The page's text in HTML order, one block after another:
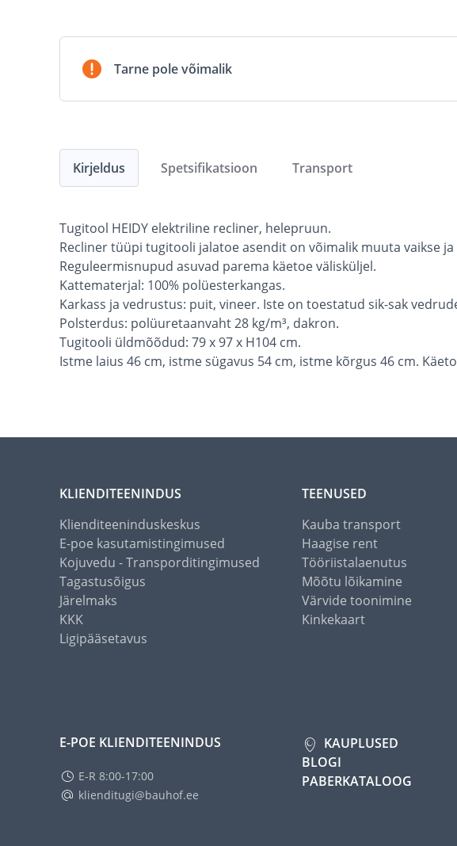
Tarne pole võimalik
Kirjeldus
Tugitool HEIDY elektriline recliner, helepruun.
Recliner tüüpi tugitooli jalatoe asendit on võimalik muuta vaikse
Reguleermisnupud asuvad parema käetoe välisküljel.
Kattematerjal: 100% polüesterkangas.
Karkass ja vedrustus: puit, vineer. Iste on toestatud sik-sak
Polsterdus: polüuretaanvaht 28 kg/m³, dakron.
Tugitooli üldmõõdud: 79 x 97 x H104 cm.
Istme laius 46 cm, istme sügavus 54 cm, istme kõrgus 46 cm.
Spetsifikatsioon Transport
KLIENDITEENINDUS
Klienditeeninduskeskus
E-poe kasutamistingimused
Kojuvedu - Transporditingimused
Tagastusõigus
Järelmaks
KKK
Ligipääsetavus
TEENUSED
Kauba transport
Haagise rent
Tööriistalaenutus
Mõõtu lõikamine
Värvide toonimine
Kinkekaart
E-POE KLIENDITEENINDUS
E-R 8:00-17:00
klienditugi@bauhof.ee
KAUPLUSED
BLOGI
PABERKATALOOG